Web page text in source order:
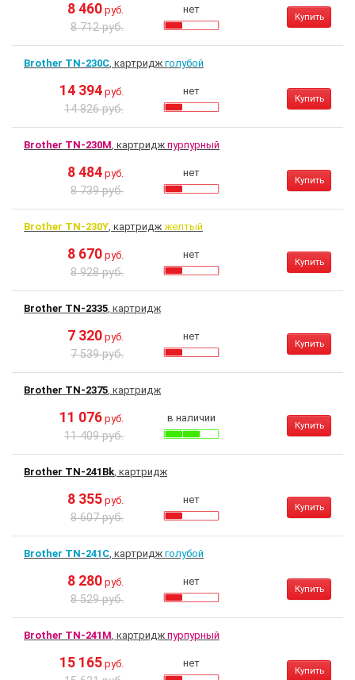
8 460 руб.
8 712 руб.
нет
Купить
Brother TN-230C, картридж голубой
14 394 руб.
14 826 руб.
нет
Купить
Brother TN-230M, картридж пурпурный
8 484 руб.
8 739 руб.
нет
Купить
Brother TN-230Y, картридж желтый
8 670 руб.
8 928 руб.
нет
Купить
Brother TN-2335, картридж
7 320 руб.
7 539 руб.
нет
Купить
Brother TN-2375, картридж
11 076 руб.
11 409 руб.
в наличии
Купить
Brother TN-241Bk, картридж
8 355 руб.
8 607 руб.
нет
Купить
Brother TN-241C, картридж голубой
8 280 руб.
8 529 руб.
нет
Купить
Brother TN-241M, картридж пурпурный
15 165 руб. нет
Купить